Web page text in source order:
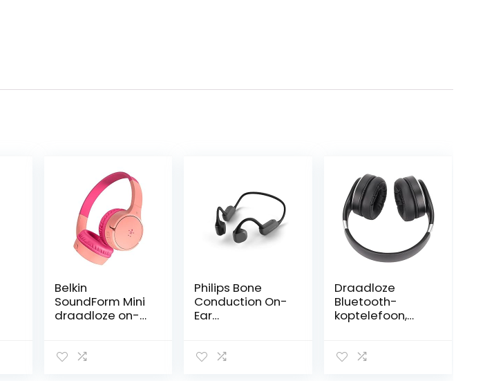
Belkin
SoundForm Mini
draadloze on-
ingebouwde
Philips Bone
Conduction On-
Ear
Earphones,
Draadloze
Bluetooth-
koptelefoon,
gamingheadset